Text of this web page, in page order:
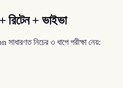
রিটেন + ভাইভা
নিচের ৩ ধাপে পরীক্ষা নেয়: